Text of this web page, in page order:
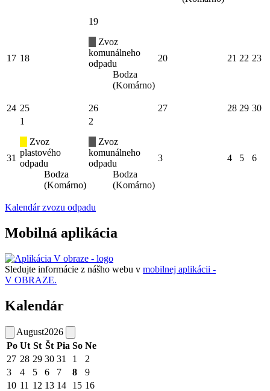
17 18
19
Zvoz
komunálneho
odpadu
Bodza
(Komárno)
20 21 22 23
24 25 26 27 28 29 30
31
1
Zvoz
plastového
odpadu
Bodza
(Komárno)
2
Zvoz
komunálneho
odpadu
Bodza
(Komárno)
3 4 5 6
Kalendár zvozu odpadu
Mobilná aplikácia
Sledujte informácie z nášho webu v mobilnej aplikácii -
V OBRAZE.
Kalendár
August2026
Po Ut St Št Pia So Ne
27 28 29 30 31 1
2
3
4 5 6 7 8
9
10 11 12 13 14 15 16